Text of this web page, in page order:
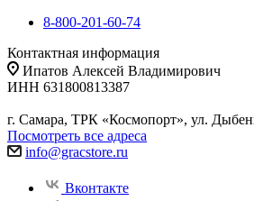
8-800-201-60-74
Контактная информация
Ипатов Алексей Владимирович
ИНН 631800813387
г. Самара, ТРК «Космопорт», ул.
Посмотреть все адреса
info@gracstore.ru
Вконтакте